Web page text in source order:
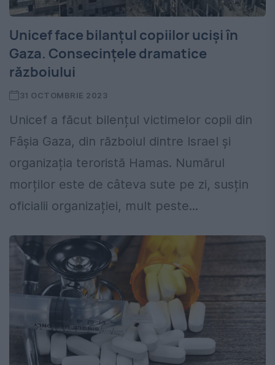
Unicef face bilanțul copiilor uciși în
Gaza. Consecințele dramatice
războiului
31 OCTOMBRIE 2023
Unicef a făcut bilențul victimelor copii din
Fâșia Gaza, din războiul dintre Israel și
organizația teroristă Hamas. Numărul
morților este de câteva sute pe zi, susțin
oficialii organizației, mult peste...